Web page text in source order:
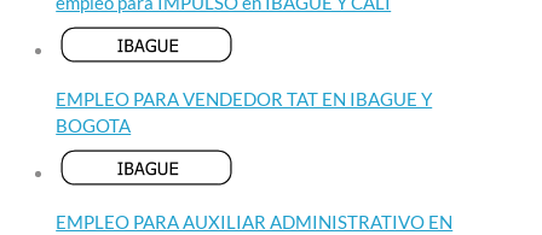
EMPLEO PARA VENDEDOR TAT EN IBAGUE Y
BOGOTA
EMPLEO PARA AUXILIAR ADMINISTRATIVO EN